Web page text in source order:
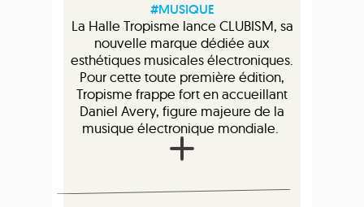
#MUSIQUE
La Halle Tropisme lance CLUBISM, sa
nouvelle marque dédiée aux
esthétiques musicales électroniques.
Pour cette toute première édition,
Tropisme frappe fort en accueillant
Daniel Avery, figure majeure de la
musique électronique mondiale.